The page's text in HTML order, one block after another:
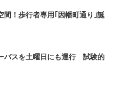
間！歩行者専用｢因幡町通り｣誕
バスを土曜日にも運行 試験的